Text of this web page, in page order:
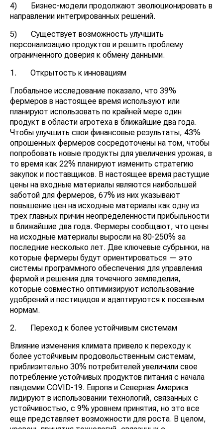
4) Бизнес-модели продолжают эволюционировать в
направлении интегрированных решений.
5) Существует возможность улучшить
персонализацию продуктов и решить проблему
ограниченного доверия к обмену данными.
1. Открытость к инновациям
Глобальное исследование показало, что 39%
фермеров в настоящее время используют или
планируют использовать по крайней мере один
продукт в области агротеха в ближайшие два года.
Чтобы улучшить свои финансовые результаты, 43%
опрошенных фермеров сосредоточены на том, чтобы
попробовать новые продукты для увеличения урожая, в
то время как 22% планируют изменить стратегию
закупок и поставщиков. В настоящее время растущие
цены на входные материалы являются наибольшей
заботой для фермеров, 67% из них указывают
повышение цен на исходные материалы как одну из
трех главных причин неопределенности прибыльности
в ближайшие два года. Фермеры сообщают, что цены
на исходные материалы выросли на 80-250% за
последние несколько лет. Две ключевые субрынки, на
которые фермеры будут ориентироваться — это
системы программного обеспечения для управления
фермой и решения для точечного земледелия,
которые совместно оптимизируют использование
удобрений и пестицидов и адаптируются к посевным
нормам.
2. Переход к более устойчивым системам
Влияние изменения климата привело к переходу к
более устойчивым продовольственным системам,
приблизительно 30% потребителей увеличили свое
потребление устойчивых продуктов питания с начала
пандемии COVID-19. Европа и Северная Америка
лидируют в использовании технологий, связанных с
устойчивостью, с 9% уровнем принятия, но это все
еще представляет возможности для роста. В целом,